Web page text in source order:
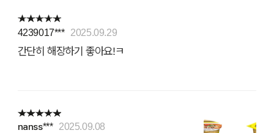
4239017*** 2025.09.29
간단히 해장하기 좋아요!ㅋ
nanss*** 2025.09.08